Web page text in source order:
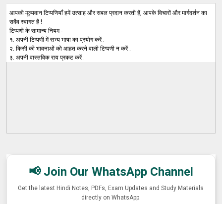
आपकी मूल्यवान टिप्पणियाँ हमें उत्साह और सबल प्रदान करती हैं, आपके विचारों और मार्गदर्शन का
सदैव स्वागत है !
टिप्पणी के सामान्य नियम -
१. अपनी टिप्पणी में सभ्य भाषा का प्रयोग करें .
२. किसी की भावनाओं को आहत करने वाली टिप्पणी न करें .
३. अपनी वास्तविक राय प्रकट करें .
📢 Join Our WhatsApp Channel
Get the latest Hindi Notes, PDFs, Exam Updates and Study Materials
directly on WhatsApp.